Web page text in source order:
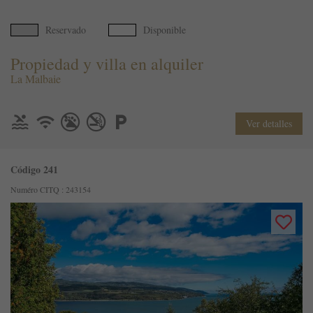
Reservado Disponible
Propiedad y villa en alquiler
La Malbaie
Ver detalles
Código 241
Numéro CITQ : 243154